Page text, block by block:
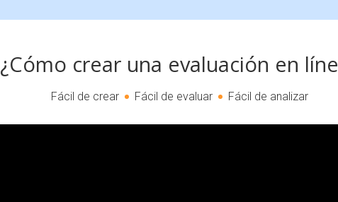
¿Cómo crear una evaluación en
Fácil de crear Fácil de evaluar Fácil de analizar